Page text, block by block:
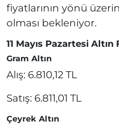
fiyatlarının yönü
olması bekleniyor.
11 Mayıs Pazartesi Altın
Gram Altın
Alış: 6.810,12 TL
Satış: 6.811,01 TL
Çeyrek Altın